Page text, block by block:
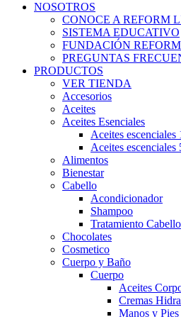
NOSOTROS
CONOCE A REFORM
SISTEMA EDUCATIVO
FUNDACIÓN
PREGUNTAS
PRODUCTOS
VER TIENDA
Accesorios
Aceites
Aceites Esenciales
Aceites escenciales
Aceites escenciales
Alimentos
Bienestar
Cabello
Acondicionador
Shampoo
Tratamiento Cabello
Chocolates
Cosmetico
Cuerpo y Baño
Cuerpo
Aceites
Cremas
Manos y Pies